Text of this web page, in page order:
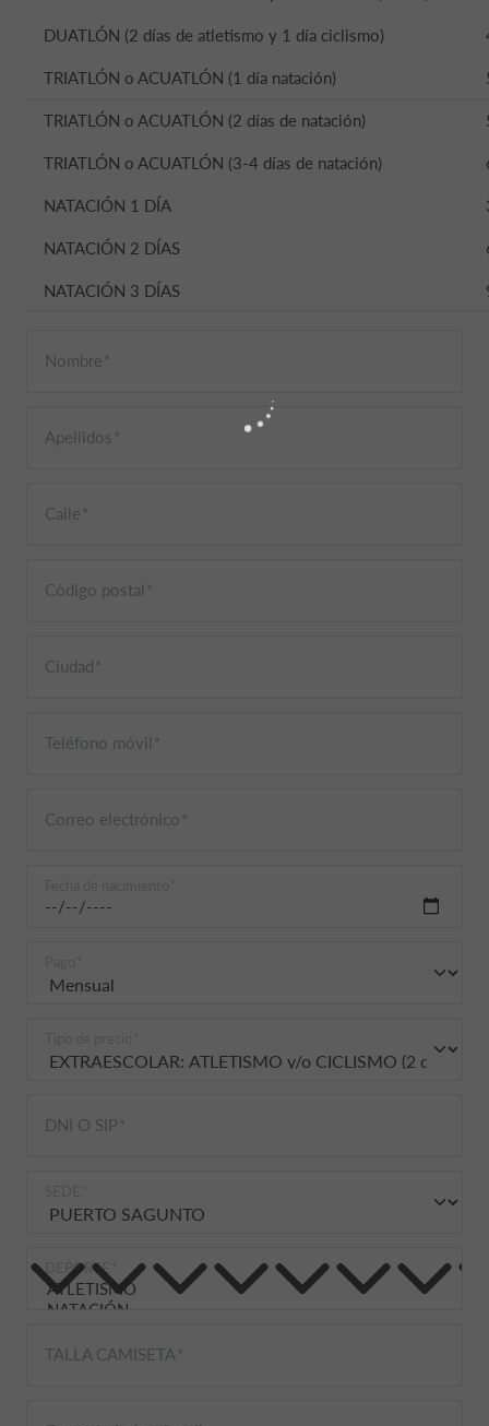
DUATLÓN (2 días de atletismo y 1 día ciclismo)
TRIATLÓN o ACUATLÓN (1 día natación)
TRIATLÓN o ACUATLÓN (2 días de natación)
TRIATLÓN o ACUATLÓN (3-4 días de natación)
NATACIÓN 1 DÍA
NATACIÓN 2 DÍAS
NATACIÓN 3 DÍAS
Nombre
Apellidos
Calle
Código postal
Ciudad
Teléfono móvil
Correo electrónico
DNI O SIP
DEPORTE
TALLA CAMISETA